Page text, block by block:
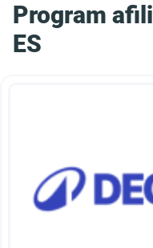
Program
ES